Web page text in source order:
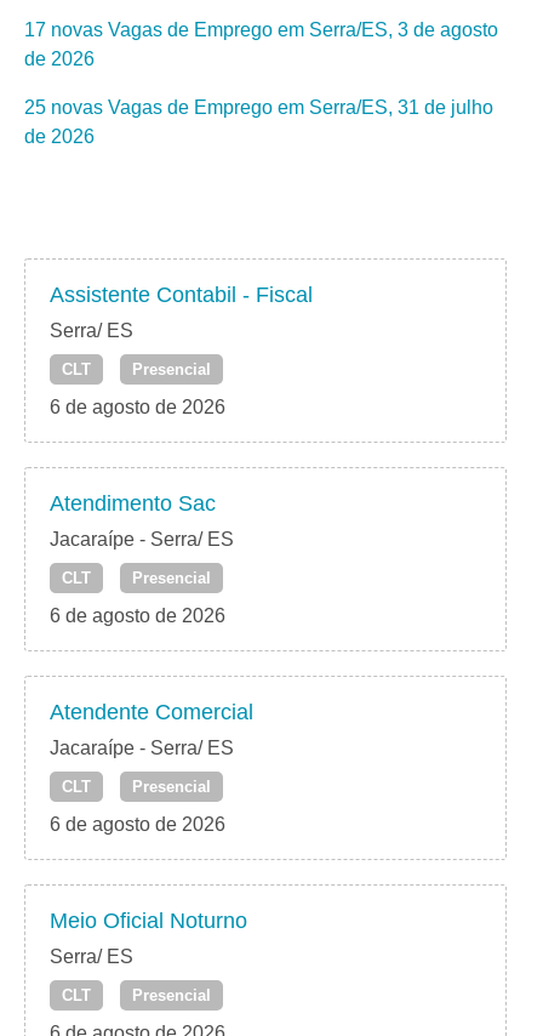
17 novas Vagas de Emprego em Serra/ES, 3 de agosto
de 2026
25 novas Vagas de Emprego em Serra/ES, 31 de julho
de 2026
Assistente Contabil - Fiscal
Serra/ ES
CLT Presencial
6 de agosto de 2026
Atendimento Sac
Jacaraípe - Serra/ ES
CLT Presencial
6 de agosto de 2026
Atendente Comercial
Jacaraípe - Serra/ ES
CLT Presencial
6 de agosto de 2026
Meio Oficial Noturno
Serra/ ES
CLT Presencial